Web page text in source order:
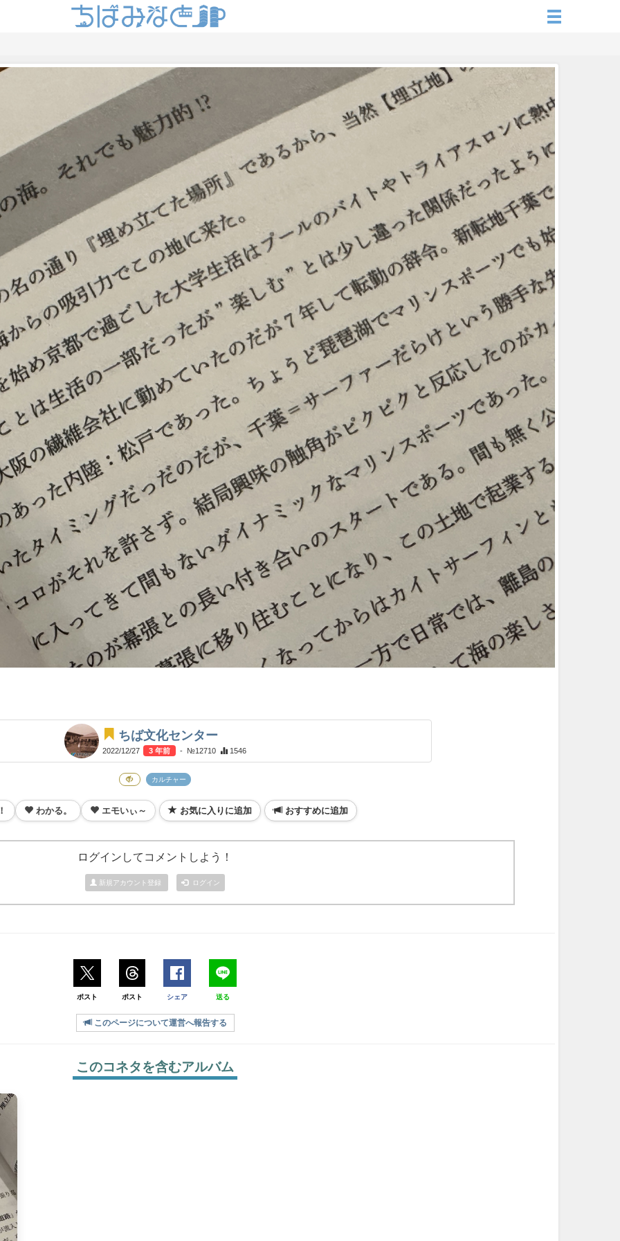
ちば文化センター
2022/12/27 3 年前 - №12710 1546
カルチャー
わかる。 エモいぃ～ お気に入りに追加 おすすめに追加
ログインしてコメントしよう！
新規アカウント登録 ログイン
ポスト ポスト シェア 送る
このページについて運営へ報告する
このコネタを含むアルバム